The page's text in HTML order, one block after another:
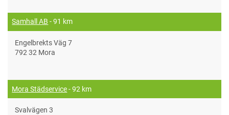
Samhall AB - 91 km
Engelbrekts Väg 7
792 32 Mora
Mora Städservice- 92 km
Svalvägen 3